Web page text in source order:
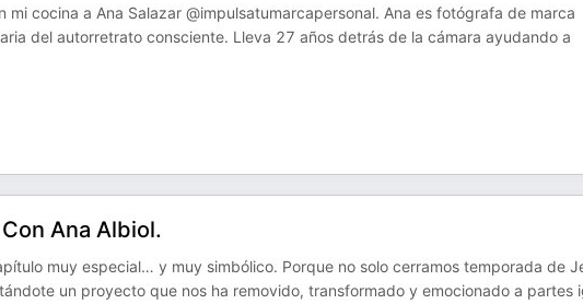
mi cocina a Ana Salazar @impulsatumarcapersonal. Ana es fotógrafa de marca
del autorretrato consciente. Lleva 27 años detrás de la cámara ayudando a
Ana Albiol.
muy especial… y muy simbólico. Porque no solo cerramos temporada de
un proyecto que nos ha removido, transformado y emocionado a partes